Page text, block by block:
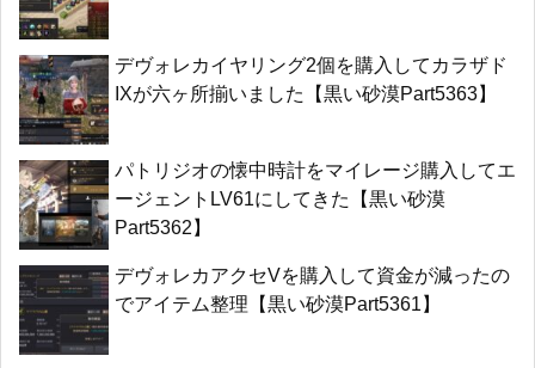
デヴォレカイヤリング2個を購入してカラザド
IXが六ヶ所揃いました【黒い砂漠Part5363】
パトリジオの懐中時計をマイレージ購入してエ
ージェントLV61にしてきた【黒い砂漠
Part5362】
デヴォレカアクセVを購入して資金が減ったの
でアイテム整理【黒い砂漠Part5361】